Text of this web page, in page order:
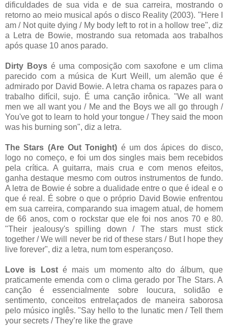
dificuldades de sua vida e de sua carreira, mostrando o
retorno ao meio musical após o disco Reality (2003). "Here I
am / Not quite dying / My body left to rot in a hollow tree", diz
a Letra de Bowie, mostrando sua retomada aos trabalhos
após quase 10 anos parado.
Dirty Boysé uma composição com saxofone e um clima
parecido com a música de Kurt Weill, um alemão que é
admirado por David Bowie. A letra chama os rapazes para o
trabalho difícil, sujo. É uma canção irônica. "We all want
men we all want you / Me and the Boys we all go through /
You've got to learn to hold your tongue / They said the moon
was his burning son", diz a letra.
The Stars (Are Out Tonight) é um dos ápices do disco,
logo no começo, e foi um dos singles mais bem recebidos
pela crítica. A guitarra, mais crua e com menos efeitos,
ganha destaque mesmo com outros instrumentos de fundo.
A letra de Bowie é sobre a dualidade entre o que é ideal e o
que é real. É sobre o que o próprio David Bowie enfrentou
em sua carreira, comparando sua imagem atual, de homem
de 66 anos, com o rockstar que ele foi nos anos 70 e 80.
"Their jealousy's spilling down / The stars must stick
together / We will never be rid of these stars / But I hope they
live forever", diz a letra, num tom esperançoso.
Love is Lost é mais um momento alto do álbum, que
praticamente emenda com o clima gerado por The Stars. A
canção é essencialmente sobre loucura, solidão e
sentimento, conceitos entrelaçados de maneira saborosa
pelo músico inglês. "Say hello to the lunatic men / Tell them
your secrets / They’re like the grave